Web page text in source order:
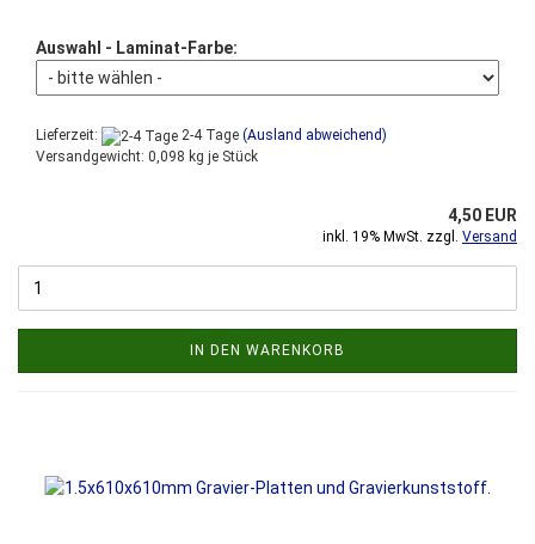
Auswahl - Laminat-Farbe:
Lieferzeit: 2-4 Tage (Ausland abweichend)
Versandgewicht: 0,098 kg je Stück
4,50 EUR
inkl. 19% MwSt. zzgl. Versand
IN DEN WARENKORB